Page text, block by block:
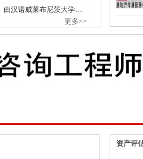
臣…
2023年1-4月全国国有及国有控
关于实施中央财政油茶产业发
由汉诺威莱布尼茨大学…
更多>>
资产评